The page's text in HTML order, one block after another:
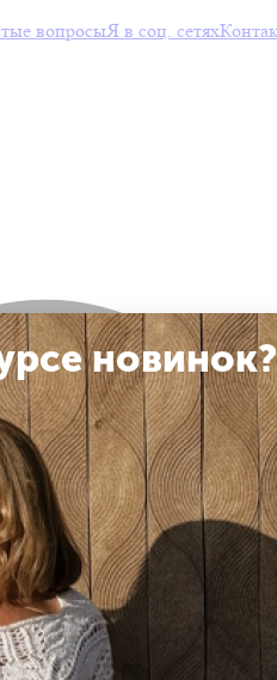
вопросыЯ в соц. сетях
новинок?